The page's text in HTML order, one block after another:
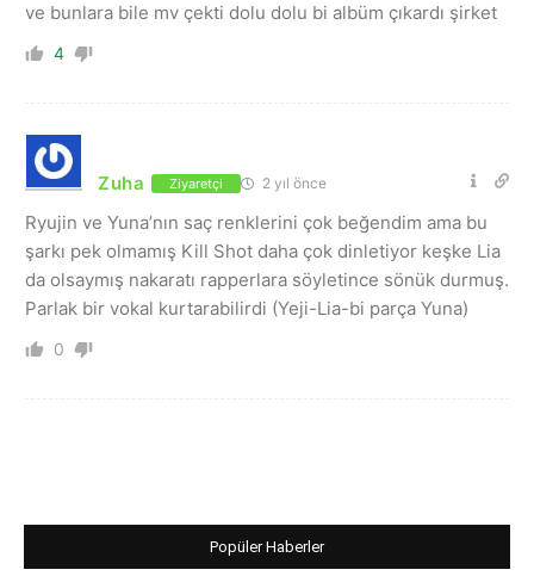
ve bunlara bile mv çekti dolu dolu bi albüm çıkardı şirket
4
Zuha Ziyaretçi 2 yıl önce
Ryujin ve Yuna’nın saç renklerini çok beğendim ama bu
şarkı pek olmamış Kill Shot daha çok dinletiyor keşke Lia
da olsaymış nakaratı rapperlara söyletince sönük durmuş.
Parlak bir vokal kurtarabilirdi (Yeji-Lia-bi parça Yuna)
0
Popüler Haberler